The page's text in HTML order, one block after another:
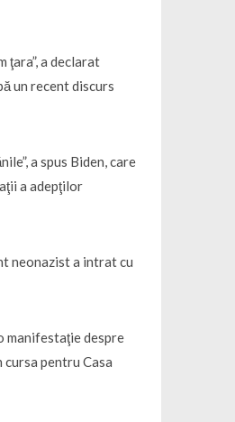
ţara”, a declarat
un recent discurs
a spus Biden, care
a adepţilor
neonazist a intrat cu
manifestaţie despre
cursa pentru Casa